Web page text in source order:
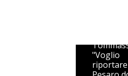
"Voglio
riportare